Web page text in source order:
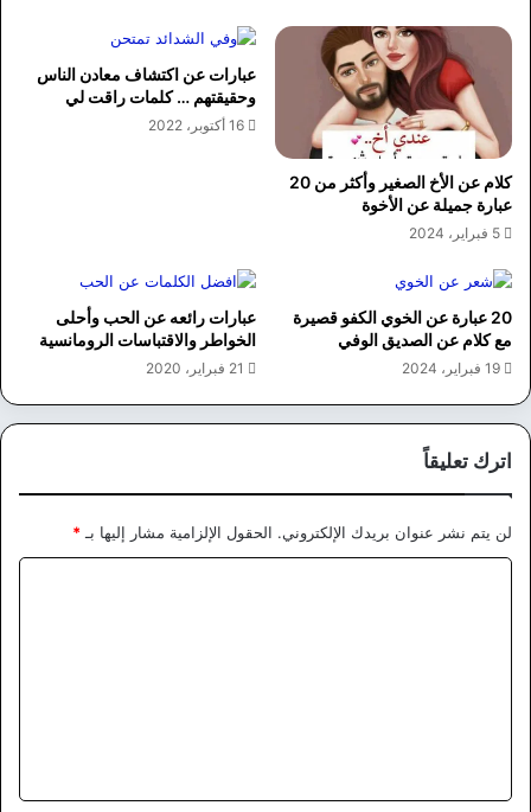
كلام عن الأخ الصغير وأكثر من 20
عبارة جميلة عن الأخوة
5 فبراير، 2024
عبارات عن اكتشاف معادن الناس
وحقيقتهم … كلمات راقت لي
16 أكتوبر، 2022
20 عبارة عن الخوي الكفو قصيرة
مع كلام عن الصديق الوفي
19 فبراير، 2024
عبارات رائعه عن الحب وأحلى
الخواطر والاقتباسات الرومانسية
21 فبراير، 2020
اترك تعليقاً
لن يتم نشر عنوان بريدك الإلكتروني. الحقول الإلزامية مشار إليها بـ*